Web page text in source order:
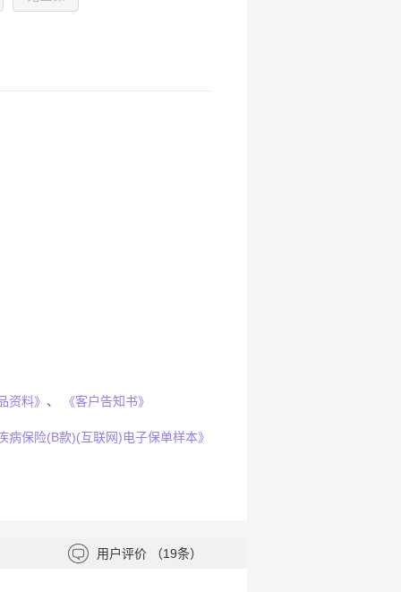
资料》 、 《客户告知书》
保险(B款)(互联网)电子保单样本》
用户评价 （19条）